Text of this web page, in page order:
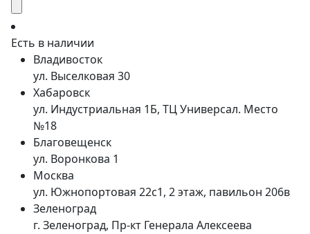
Есть в наличии
Владивосток
ул. Выселковая 30
Хабаровск
ул. Индустриальная 1Б, ТЦ Универсал. Место
№18
Благовещенск
ул. Воронкова 1
Москва
ул. Южнопортовая 22с1, 2 этаж, павильон 206в
Зеленоград
г. Зеленоград, Пр-кт Генерала Алексеева